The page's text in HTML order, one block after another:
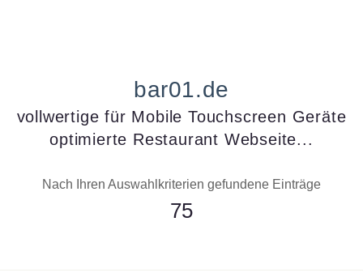
bar01.de
vollwertige für Mobile Touchscreen Geräte
optimierte Restaurant Webseite...
Nach Ihren Auswahlkriterien gefundene Einträge
75